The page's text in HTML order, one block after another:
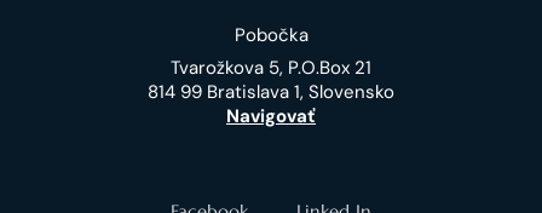
Pobočka
Tvarožkova 5, P.O.Box 21
814 99 Bratislava 1, Slovensko
Navigovať